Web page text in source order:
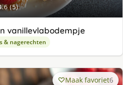
(5)
vanillevlabodempje
& nagerechten
Maak favoriet6